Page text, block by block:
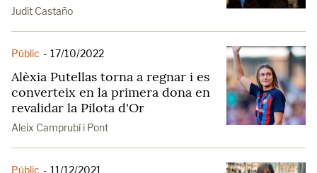
Judit Castaño
Públic - 17/10/2022
Alèxia Putellas torna a regnar i es
converteix en la primera dona en
revalidar la Pilota d'Or
Aleix Camprubí i Pont
Públic - 11/12/2021